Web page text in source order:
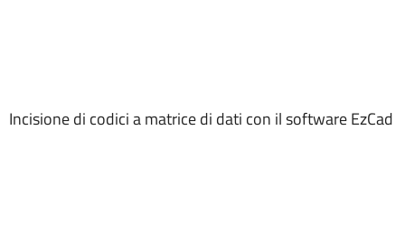
Incisione di codici a matrice di dati con il software EzCad